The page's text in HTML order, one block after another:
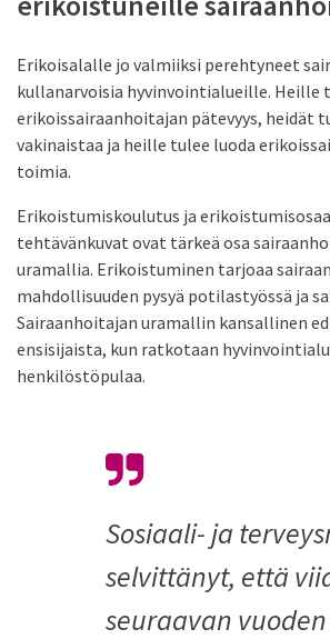
Erikoisalalle jo valmiiksi perehtyneet
kullanarvoisia hyvinvointialueille. Heille
erikoissairaanhoitajan pätevyys, heidät
vakinaistaa ja heille tulee luoda
toimia.
Erikoistumiskoulutus ja
tehtävänkuvat ovat tärkeä osa
uramallia. Erikoistuminen tarjoaa
mahdollisuuden pysyä potilastyössä ja
Sairaanhoitajan uramallin kansallinen
ensisijaista, kun ratkotaan
henkilöstöpulaa.
Sosiaali- ja
selvittänyt, että
seuraavan